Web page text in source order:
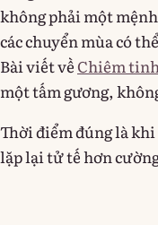
không phải một
các chuyển mùa có
Bài viết về Chiêm
một tấm gương,
Thời điểm đúng là
lặp lại tử tế hơn